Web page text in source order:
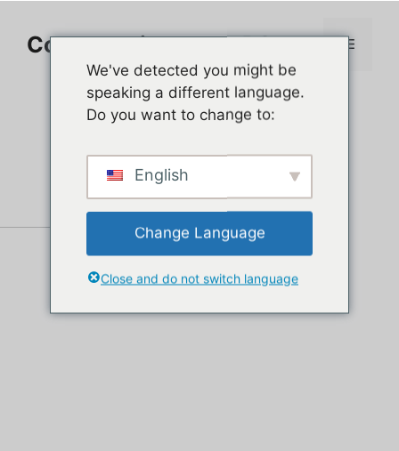
contenuComment jouer sur PC Menu
We've detected you might be
speaking a different language.
Do you want to change to:
English
Change Language
Close and do not switch language